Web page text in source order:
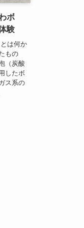
ボ
験
は何か
もの
（炭酸
したボ
ス系の